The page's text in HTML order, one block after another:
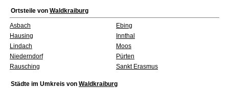
Ortsteile von Waldkraiburg
Asbach
Ebing
Hausing
Innthal
Lindach
Moos
Niederndorf
Pürten
Rausching
Sankt Erasmus
Städte im Umkreis von Waldkraiburg